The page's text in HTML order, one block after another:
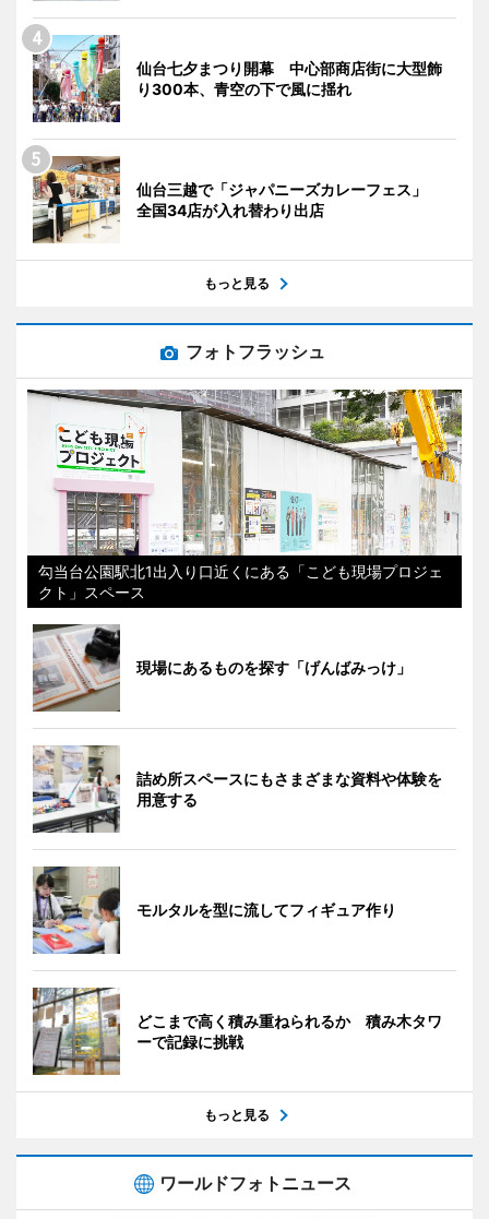
仙台七夕まつり開幕 中心部商店街に大型飾
り300本、青空の下で風に揺れ
仙台三越で「ジャパニーズカレーフェス」
全国34店が入れ替わり出店
もっと見る
フォトフラッシュ
勾当台公園駅北1出入り口近くにある「こども現場プロジェ
クト」スペース
現場にあるものを探す「げんばみっけ」
詰め所スペースにもさまざまな資料や体験を
用意する
モルタルを型に流してフィギュア作り
どこまで高く積み重ねられるか 積み木タワ
ーで記録に挑戦
もっと見る
ワールドフォトニュース